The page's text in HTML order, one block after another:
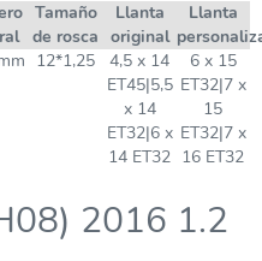
Tamaño
de rosca
Llanta
original
Llanta
12*1,25
4,5 x 14
ET45|5,5
x 14
ET32|6 x
14 ET32
6 x 15
ET32|7 x
15
ET32|7 x
16 ET32
2016 1.2